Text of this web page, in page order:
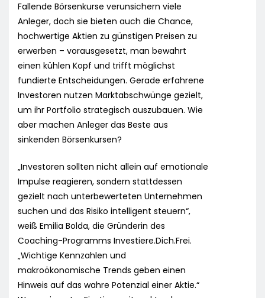
Fallende Börsenkurse verunsichern viele
Anleger, doch sie bieten auch die Chance,
hochwertige Aktien zu günstigen Preisen zu
erwerben – vorausgesetzt, man bewahrt
einen kühlen Kopf und trifft möglichst
fundierte Entscheidungen. Gerade erfahrene
Investoren nutzen Marktabschwünge gezielt,
um ihr Portfolio strategisch auszubauen. Wie
aber machen Anleger das Beste aus
sinkenden Börsenkursen?
„Investoren sollten nicht allein auf emotionale
Impulse reagieren, sondern stattdessen
gezielt nach unterbewerteten Unternehmen
suchen und das Risiko intelligent steuern“,
weiß Emilia Bolda, die Gründerin des
Coaching-Programms Investiere.Dich.Frei.
„Wichtige Kennzahlen und
makroökonomische Trends geben einen
Hinweis auf das wahre Potenzial einer Aktie.“